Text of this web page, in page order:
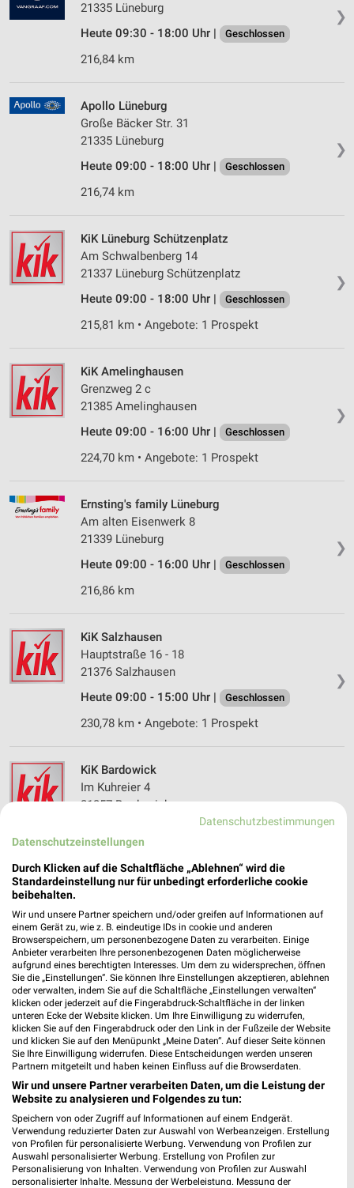
❯
21335 Lüneburg
Heute 09:30 - 18:00 Uhr |
Geschlossen
216,84 km
❯
Apollo Lüneburg
Große Bäcker Str. 31
21335 Lüneburg
Heute 09:00 - 18:00 Uhr |
Geschlossen
216,74 km
❯
KiK Lüneburg Schützenplatz
Am Schwalbenberg 14
21337 Lüneburg Schützenplatz
Heute 09:00 - 18:00 Uhr |
Geschlossen
215,81 km • Angebote: 1 Prospekt
❯
KiK Amelinghausen
Grenzweg 2 c
21385 Amelinghausen
Heute 09:00 - 16:00 Uhr |
Geschlossen
224,70 km • Angebote: 1 Prospekt
❯
Ernsting's family Lüneburg
Am alten Eisenwerk 8
21339 Lüneburg
Heute 09:00 - 16:00 Uhr |
Geschlossen
216,86 km
❯
KiK Salzhausen
Hauptstraße 16 - 18
21376 Salzhausen
Heute 09:00 - 15:00 Uhr |
Geschlossen
230,78 km • Angebote: 1 Prospekt
❯
KiK Bardowick
Im Kuhreier 4
21357 Bardowick
Heute 09:00 - 16:00 Uhr |
Artlenburger Landstr. 66-68
21365 Adendorf
217,03 km
Ernsting's family Adendorf
Artlenburger Landstraße 66
21365 Adendorf
Heute 09:00 - 19:00 Uhr | Geschlossen
217,03 km
KiK Ebstorf
Kiebitzkamp 1
29574 Ebstorf
Datenschutzbestimmungen
Datenschutzeinstellungen
Durch Klicken auf die Schaltfläche „Ablehnen“ wird die
Standardeinstellung nur für unbedingt erforderliche cookie
beibehalten.
Wir und unsere Partner speichern und/oder greifen auf Informationen auf
einem Gerät zu, wie z. B. eindeutige IDs in cookie und anderen
Browserspeichern, um personenbezogene Daten zu verarbeiten. Einige
Anbieter verarbeiten Ihre personenbezogenen Daten möglicherweise
aufgrund eines berechtigten Interesses. Um dem zu widersprechen, öffnen
Sie die „Einstellungen“. Sie können Ihre Einstellungen akzeptieren, ablehnen
oder verwalten, indem Sie auf die Schaltfläche „Einstellungen verwalten“
klicken oder jederzeit auf die Fingerabdruck-Schaltfläche in der linken
unteren Ecke der Website klicken. Um Ihre Einwilligung zu widerrufen,
klicken Sie auf den Fingerabdruck oder den Link in der Fußzeile der Website
und klicken Sie auf den Menüpunkt „Meine Daten“. Auf dieser Seite können
Sie Ihre Einwilligung widerrufen. Diese Entscheidungen werden unseren
Partnern mitgeteilt und haben keinen Einfluss auf die Browserdaten.
Wir und unsere Partner verarbeiten Daten, um die Leistung der
Website zu analysieren und Folgendes zu tun:
Speichern von oder Zugriff auf Informationen auf einem Endgerät.
Verwendung reduzierter Daten zur Auswahl von Werbeanzeigen. Erstellung
von Profilen für personalisierte Werbung. Verwendung von Profilen zur
Auswahl personalisierter Werbung. Erstellung von Profilen zur
Personalisierung von Inhalten. Verwendung von Profilen zur Auswahl
personalisierter Inhalte. Messung der Werbeleistung. Messung der